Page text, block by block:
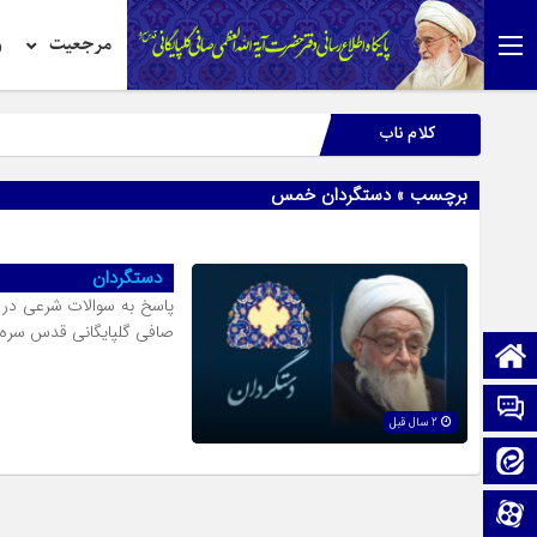
مرجعیت
صفحه نخست
تماس با ما
کلام ناب
برچسب » دستگردان خمس
دستگردان
پاسخ به سوالات شرعی
صافی گلپایگانی قدس سره